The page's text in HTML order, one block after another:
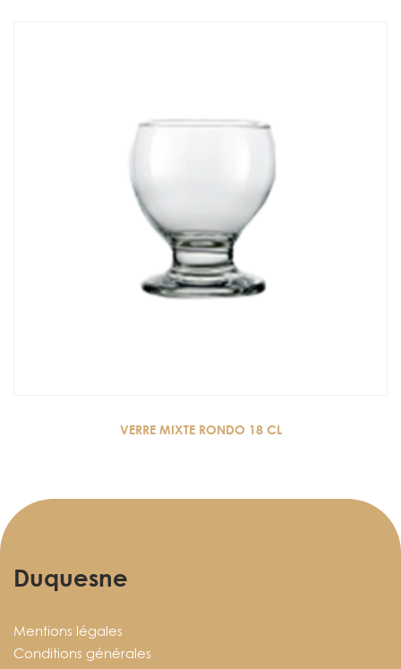
VERRE MIXTE RONDO 18 CL
Duquesne
Mentions légales
Conditions générales